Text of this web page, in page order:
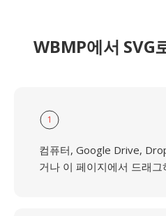
WBMP에서 SVG
1
컴퓨터, Google Drive,
거나 이 페이지에서 드래